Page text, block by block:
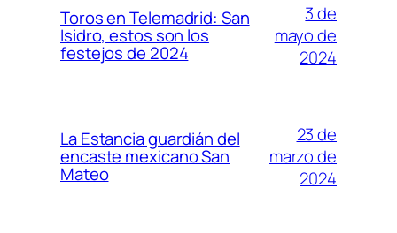
Toros en Telemadrid: San
Isidro, estos son los
festejos de 2024
3 de
mayo de
2024
La Estancia guardián del
encaste mexicano San
Mateo
23 de
marzo de
2024